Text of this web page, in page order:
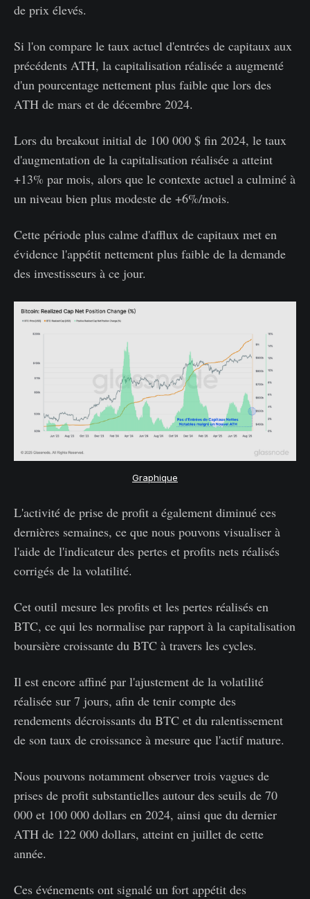
de prix élevés.
Si l'on compare le taux actuel d'entrées de capitaux aux
précédents ATH, la capitalisation réalisée a augmenté
d'un pourcentage nettement plus faible que lors des
ATH de mars et de décembre 2024.
Lors du breakout initial de 100 000 $ fin 2024, le taux
d'augmentation de la capitalisation réalisée a atteint
+13% par mois, alors que le contexte actuel a culminé à
un niveau bien plus modeste de +6%/mois.
Cette période plus calme d'afflux de capitaux met en
évidence l'appétit nettement plus faible de la demande
des investisseurs à ce jour.
Graphique
L'activité de prise de profit a également diminué ces
dernières semaines, ce que nous pouvons visualiser à
l'aide de l'indicateur des pertes et profits nets réalisés
corrigés de la volatilité.
Cet outil mesure les profits et les pertes réalisés en
BTC, ce qui les normalise par rapport à la capitalisation
boursière croissante du BTC à travers les cycles.
Il est encore affiné par l'ajustement de la volatilité
réalisée sur 7 jours, afin de tenir compte des
rendements décroissants du BTC et du ralentissement
de son taux de croissance à mesure que l'actif mature.
Nous pouvons notamment observer trois vagues de
prises de profit substantielles autour des seuils de 70
000 et 100 000 dollars en 2024, ainsi que du dernier
ATH de 122 000 dollars, atteint en juillet de cette
année.
Ces événements ont signalé un fort appétit des